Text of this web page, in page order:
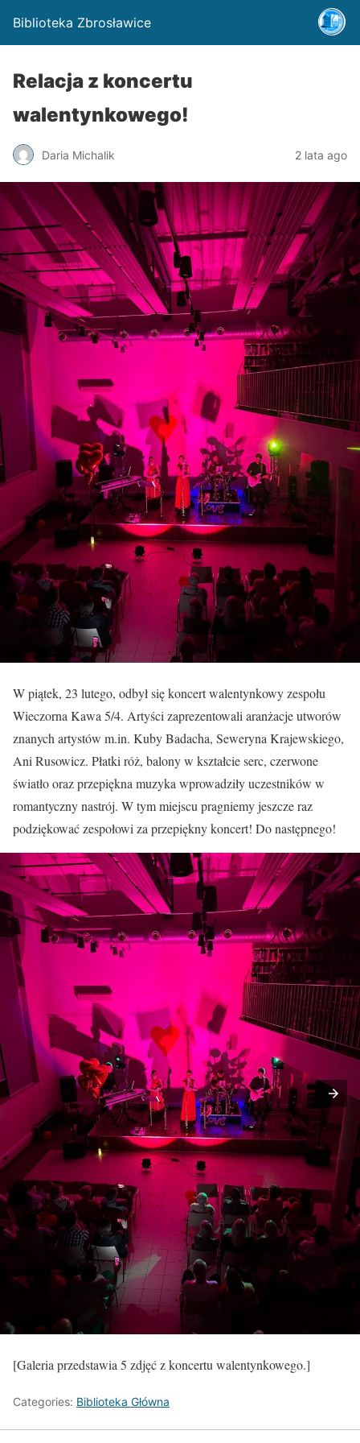
Biblioteka Zbrosławice
Relacja z koncertu
walentynkowego!
Daria Michalik 2 lata ago
W piątek, 23 lutego, odbył się koncert walentynkowy zespołu
Wieczorna Kawa 5/4. Artyści zaprezentowali aranżacje utworów
znanych artystów m.in. Kuby Badacha, Seweryna Krajewskiego,
Ani Rusowicz. Płatki róż, balony w kształcie serc, czerwone
światło oraz przepiękna muzyka wprowadziły uczestników w
romantyczny nastrój. W tym miejscu pragniemy jeszcze raz
podziękować zespołowi za przepiękny koncert! Do następnego!
[Galeria przedstawia 5 zdjęć z koncertu walentynkowego.]
Categories: Biblioteka Główna